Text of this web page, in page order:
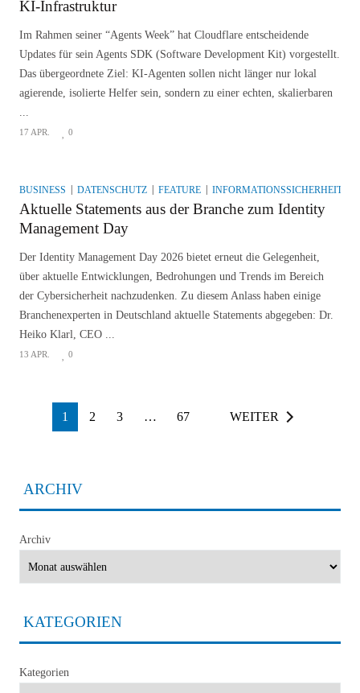
KI-Infrastruktur
Im Rahmen seiner “Agents Week” hat Cloudflare entscheidende
Updates für sein Agents SDK (Software Development Kit) vorgestellt.
Das übergeordnete Ziel: KI-Agenten sollen nicht länger nur lokal
agierende, isolierte Helfer sein, sondern zu einer echten, skalierbaren
17 APR. 0
BUSINESS DATENSCHUTZ FEATURE INFORMATIONSSICHERHEIT
Aktuelle Statements aus der Branche zum Identity
Management Day
Der Identity Management Day 2026 bietet erneut die Gelegenheit,
über aktuelle Entwicklungen, Bedrohungen und Trends im Bereich
der Cybersicherheit nachzudenken. Zu diesem Anlass haben einige
Branchenexperten in Deutschland aktuelle Statements abgegeben: Dr.
Heiko Klarl, CEO ...
13 APR. 0
1 2 3 … 67 WEITER
ARCHIV
Archiv
KATEGORIEN
Kategorien